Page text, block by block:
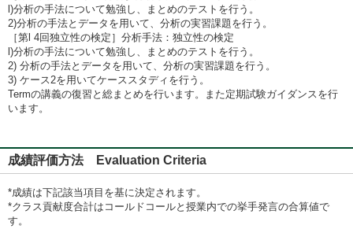
l)分析の手法について勉強し、まとめのテストを行う。
2)分析の手法とデータを用いて、分析の実習課題を行う。
［第l 4回独立性の検定］分析手法：独立性の検定
l)分析の手法について勉強し、まとめのテストを行う。
2) 分析の手法とデータを用いて、分析の実習課題を行う。
3) ケース2を用いてケーススタディを行う。
Termの講義の復習と総まとめを行います。また定期試験ガイダンスを行
います。
成績評価方法 Evaluation Criteria
*成績は下記該当項目を基に決定されます。
*クラス貢献度合計はコールドコールと授業内での挙手発言の合算値で
す。